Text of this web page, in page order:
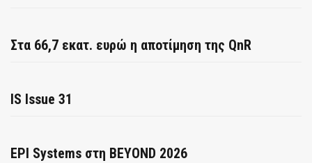
Στα 66,7 εκατ. ευρώ η αποτίμηση της QnR
IS Issue 31
EPI Systems στη BEYOND 2026